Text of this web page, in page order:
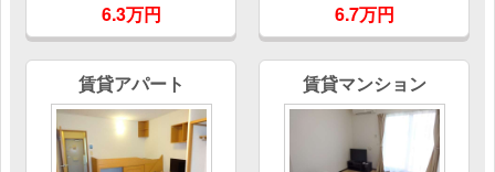
6.3万円 6.7万円
賃貸アパート 賃貸マンション